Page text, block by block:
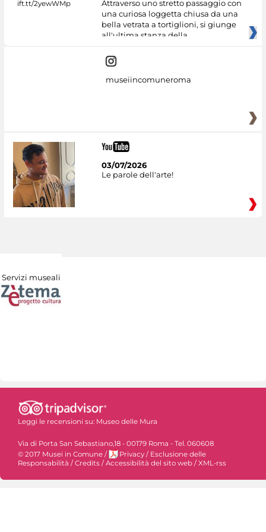
Attraverso uno stretto passaggio con
una curiosa loggetta chiusa da una
bella vetrata a tortiglioni, si giunge
all'ultima stanza della
museiincomuneroma
03/07/2026
Le parole dell'arte!
Servizi museali
Leggi le recensioni su: Museo delle Mura
Via di Porta San Sebastiano,18 - 00179 Roma - Tel. 060608
© 2017 Musei in Comune / Privacy / Esclusione delle
Responsabilità /Credits /Accessibilità del sito web /XML-rss